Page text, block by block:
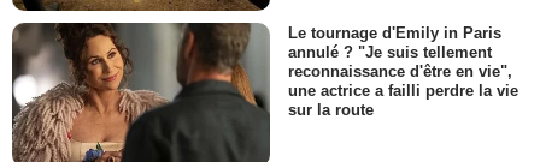
Le tournage d'Emily in Paris
annulé ? "Je suis tellement
reconnaissance d'être en vie",
une actrice a failli perdre la vie
sur la route